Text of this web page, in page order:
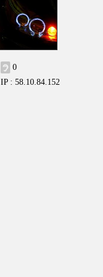
0
IP : 58.10.84.152